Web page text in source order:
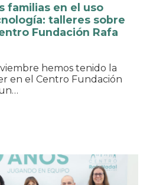
familias en el uso
talleres sobre
Fundación Rafa
hemos tenido la
en el Centro Fundación